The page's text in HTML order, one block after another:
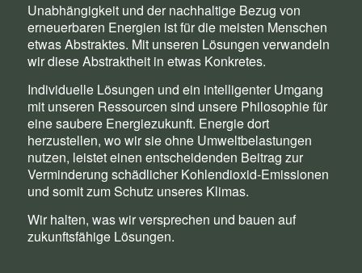
Unabhängigkeit und der nachhaltige Bezug von
erneuerbaren Energien ist für die meisten Menschen
etwas Abstraktes. Mit unseren Lösungen verwandeln
wir diese Abstraktheit in etwas Konkretes.
Individuelle Lösungen und ein intelligenter Umgang
mit unseren Ressourcen sind unsere Philosophie für
eine saubere Energiezukunft. Energie dort
herzustellen, wo wir sie ohne Umweltbelastungen
nutzen, leistet einen entscheidenden Beitrag zur
Verminderung schädlicher Kohlendioxid-Emissionen
und somit zum Schutz unseres Klimas.
Wir halten, was wir versprechen und bauen auf
zukunftsfähige Lösungen.